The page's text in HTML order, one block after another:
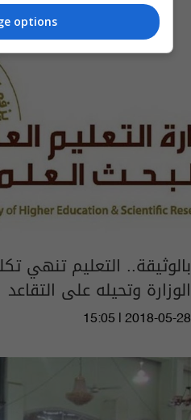
بالوثيقة.. التعليم تنهي
الوزارة وتحيله على التقاعد
15:05 | 2018-05-28
options